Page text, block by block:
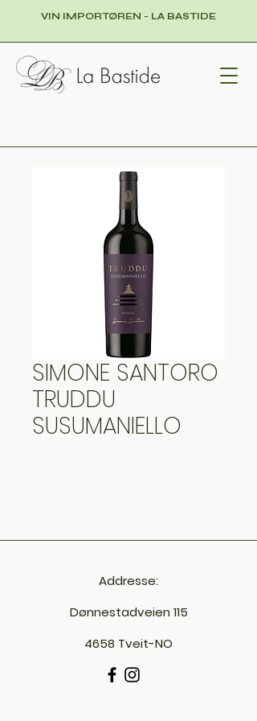
VIN IMPORTØREN - LA BASTIDE
SIMONE SANTORO
TRUDDU
SUSUMANIELLO
Addresse:
Dønnestadveien 115
4658 Tveit-NO